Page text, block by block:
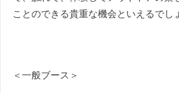
ことのできる貴重な機会といえるでし
＜一般ブース＞